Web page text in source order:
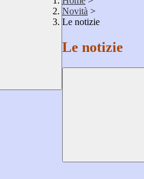
Novità >
Le notizie
Le notizie